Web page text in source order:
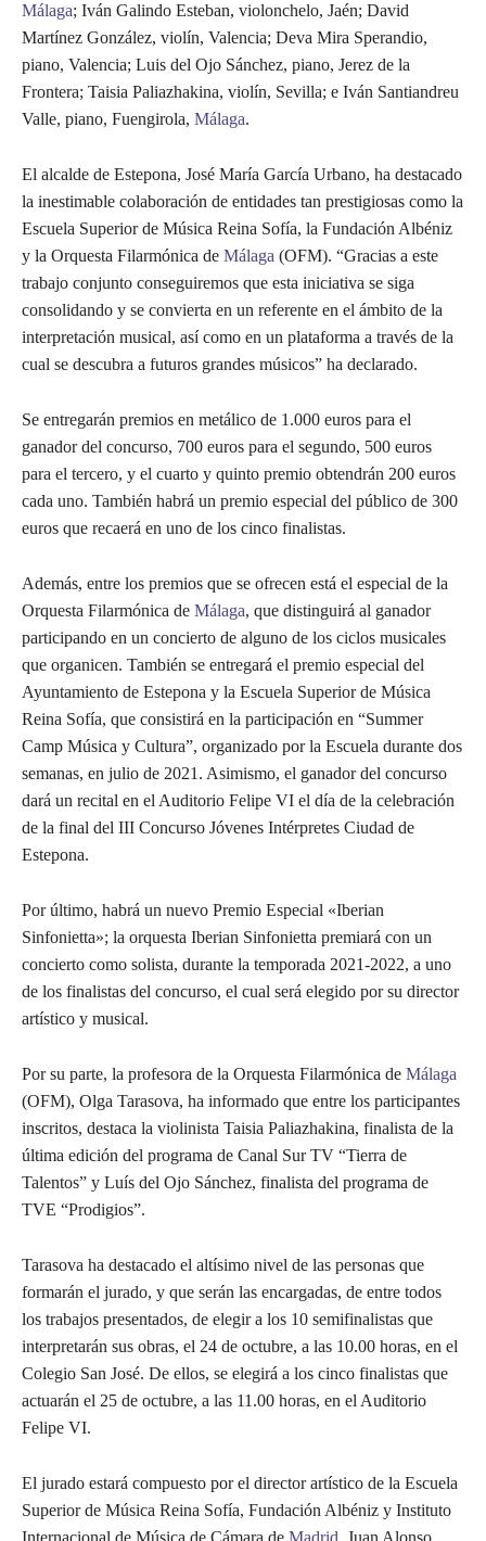
Málaga; Iván Galindo Esteban, violonchelo, Jaén; David
Martínez González, violín, Valencia; Deva Mira Sperandio,
piano, Valencia; Luis del Ojo Sánchez, piano, Jerez de la
Frontera; Taisia Paliazhakina, violín, Sevilla; e Iván Santiandreu
Valle, piano, Fuengirola, Málaga.
El alcalde de Estepona, José María García Urbano, ha destacado
la inestimable colaboración de entidades tan prestigiosas como la
Escuela Superior de Música Reina Sofía, la Fundación Albéniz
y la Orquesta Filarmónica de Málaga (OFM). “Gracias a este
trabajo conjunto conseguiremos que esta iniciativa se siga
consolidando y se convierta en un referente en el ámbito de la
interpretación musical, así como en un plataforma a través de la
cual se descubra a futuros grandes músicos” ha declarado.
Se entregarán premios en metálico de 1.000 euros para el
ganador del concurso, 700 euros para el segundo, 500 euros
para el tercero, y el cuarto y quinto premio obtendrán 200 euros
cada uno. También habrá un premio especial del público de 300
euros que recaerá en uno de los cinco finalistas.
Además, entre los premios que se ofrecen está el especial de la
Orquesta Filarmónica de Málaga, que distinguirá al ganador
participando en un concierto de alguno de los ciclos musicales
que organicen. También se entregará el premio especial del
Ayuntamiento de Estepona y la Escuela Superior de Música
Reina Sofía, que consistirá en la participación en “Summer
Camp Música y Cultura”, organizado por la Escuela durante dos
semanas, en julio de 2021. Asimismo, el ganador del concurso
dará un recital en el Auditorio Felipe VI el día de la celebración
de la final del III Concurso Jóvenes Intérpretes Ciudad de
Estepona.
Por último, habrá un nuevo Premio Especial «Iberian
Sinfonietta»; la orquesta Iberian Sinfonietta premiará con un
concierto como solista, durante la temporada 2021-2022, a uno
de los finalistas del concurso, el cual será elegido por su director
artístico y musical.
Por su parte, la profesora de la Orquesta Filarmónica de Málaga
(OFM), Olga Tarasova, ha informado que entre los participantes
inscritos, destaca la violinista Taisia Paliazhakina, finalista de la
última edición del programa de Canal Sur TV “Tierra de
Talentos” y Luís del Ojo Sánchez, finalista del programa de
TVE “Prodigios”.
Tarasova ha destacado el altísimo nivel de las personas que
formarán el jurado, y que serán las encargadas, de entre todos
los trabajos presentados, de elegir a los 10 semifinalistas que
interpretarán sus obras, el 24 de octubre, a las 10.00 horas, en el
Colegio San José. De ellos, se elegirá a los cinco finalistas que
actuarán el 25 de octubre, a las 11.00 horas, en el Auditorio
Felipe VI.
El jurado estará compuesto por el director artístico de la Escuela
Superior de Música Reina Sofía, Fundación Albéniz y Instituto